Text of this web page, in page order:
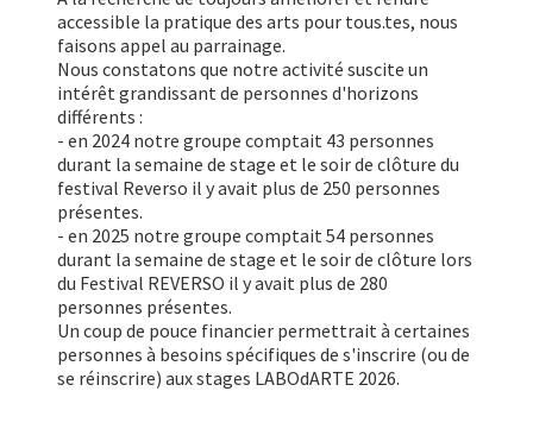
accessible la pratique des arts pour tous.tes, nous
faisons appel au parrainage.
Nous constatons que notre activité suscite un
intérêt grandissant de personnes d'horizons
différents :
- en 2024 notre groupe comptait 43 personnes
durant la semaine de stage et le soir de clôture du
festival Reverso il y avait plus de 250 personnes
présentes.
- en 2025 notre groupe comptait 54 personnes
durant la semaine de stage et le soir de clôture lors
du Festival REVERSO il y avait plus de 280
personnes présentes.
Un coup de pouce financier permettrait à certaines
personnes à besoins spécifiques de s'inscrire (ou de
se réinscrire) aux stages LABOdARTE 2026.